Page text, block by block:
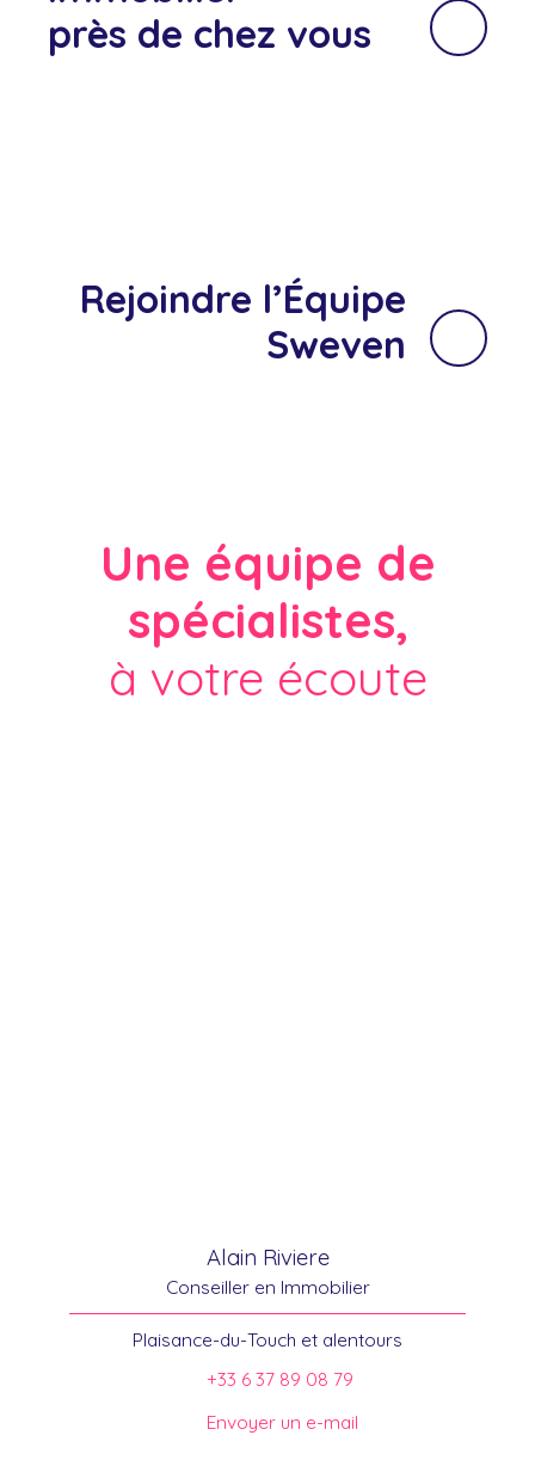
près de chez vous
Rejoindre l’Équipe
Sweven
Une équipe de
spécialistes,
à votre écoute
Alain Riviere
Conseiller en Immobilier
Plaisance-du-Touch et alentours
+33 6 37 89 08 79
Envoyer un e-mail